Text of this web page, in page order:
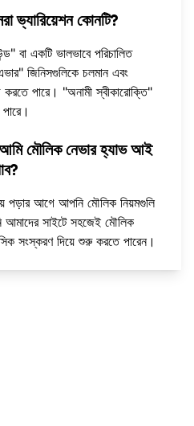
ভ্যারিয়েশন কোনটি?
বা একটি ভালভাবে পরিচালিত
জিনিসগুলিকে চলমান এবং
পারে। "অনামী স্বীকারোক্তি"
মৌলিক নেভার হ্যাভ আই
পড়ার আগে আপনি মৌলিক নিয়মগুলি
আমাদের সাইটে সহজেই মৌলিক
সংস্করণ দিয়ে শুরু করতে পারেন।